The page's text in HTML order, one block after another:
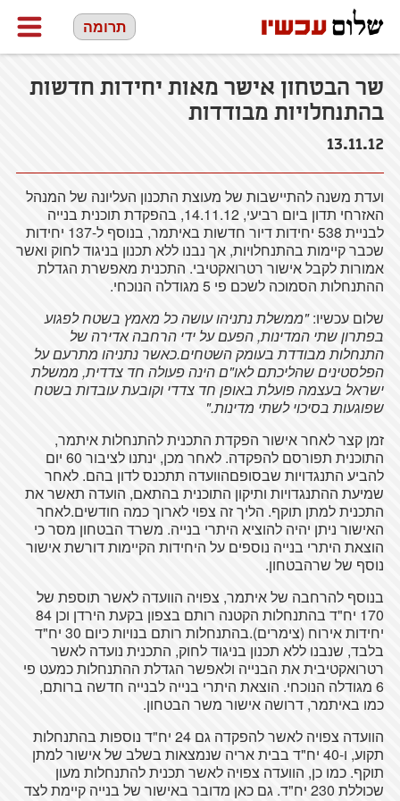
תרומה
שר הבטחון אישר מאות יחידות חדשות
בהתנחלויות מבודדות
13.11.12
ועדת משנה להתיישבות של מעוצת התכנון העליונה של המנהל
האזרחי תדון ביום רביעי, 14.11.12, בהפקדת תוכנית בנייה
לבניית 538 יחידות דיור חדשות באיתמר, בנוסף ל-137 יחידות
שכבר קיימות בהתנחלויות, אך נבנו ללא תכנון בניגוד לחוק ואשר
אמורות לקבל אישור רטרואקטיבי. התכנית מאפשרת הגדלת
ההתנחלות הסמוכה לשכם פי 5 מגודלה הנוכחי.
שלום עכשיו:"ממשלת נתניהו עושה כל מאמץ בשטח לפגוע
בפתרון שתי המדינות, הפעם על ידי הרחבה אדירה של
התנחלות מבודדת בעומק השטחים.כאשר נתניהו מתרעם על
הפלסטינים שהליכתם לאו"ם הינה פעולה חד צדדית, ממשלת
ישראל בעצמה פועלת באופן חד צדדי וקובעת עובדות בשטח
שפוגעות בסיכוי לשתי מדינות."
זמן קצר לאחר אישור הפקדת התכנית להתנחלות איתמר,
התוכנית תפורסם להפקדה. לאחר מכן, ינתנו לציבור 60 יום
להביע התנגדויות שבסופםהוועדה תתכנס לדון בהם. לאחר
שמיעת ההתנגדויות ותיקון התוכנית בהתאם, הועדה תאשר את
התכנית למתן תוקף. הליך זה צפוי לארוך כמה חודשים.לאחר
האישור ניתן יהיה להוציא היתרי בנייה. משרד הבטחון מסר כי
הוצאת היתרי בנייה נוספים על היחידות הקיימות דורשת אישור
נוסף של שרהבטחון.
בנוסף להרחבה של איתמר, צפויה הוועדה לאשר תוספת של
170 יח"ד בהתנחלות הקטנה רותם בצפון בקעת הירדן וכן 84
יחידות אירוח (צימרים).בהתנחלות רותם בנויות כיום 30 יח"ד
בלבד, שנבנו ללא תכנון בניגוד לחוק, התכנית נועדה לאשר
רטרואקטיבית את הבנייה ולאפשר הגדלת ההתנחלות כמעט פי
6 מגודלה הנוכחי. הוצאת היתרי בנייה לבנייה חדשה ברותם,
כמו באיתמר, דרושה אישור משר הבטחון.
הוועדה צפויה לאשר להפקדה גם 24 יח"ד נוספות בהתנחלות
תקוע, ו-40 יח"ד בבית אריה שנמצאות בשלב של אישור למתן
תוקף. כמו כן, הוועדה צפויה לאשר תכנית להתנחלות מעון
שכוללת 230 יח"ד. גם כאן מדובר באישור של בנייה קיימת לצד